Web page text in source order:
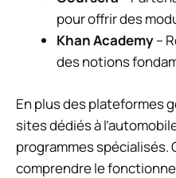
pour offrir des
Khan Academy–
des notions
En plus des plateformes
sites dédiés à
programmes
comprendre le